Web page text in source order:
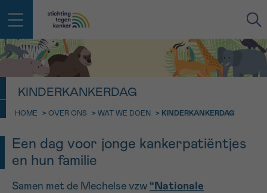
KINDERKANKERDAG
HOME > OVER ONS > WAT WE DOEN > KINDERKANKERDAG
Een dag voor jonge kankerpatiëntjes
en hun familie
Samen met de Mechelse vzw “Nationale
NAAM
IN DE STRIJD TEGEN KANKER STA
JE NIET ALLEEN
Contacteer ons gratis
ma-vrij 9u tot 18u
TERUG
Afspraak
KIES DE TIJDSSPANNE VAN JE AFSPRAAK